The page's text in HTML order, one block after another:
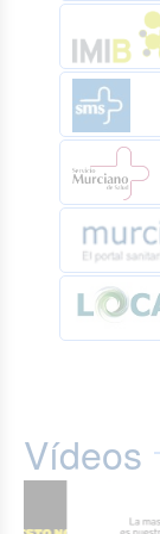
Vídeos